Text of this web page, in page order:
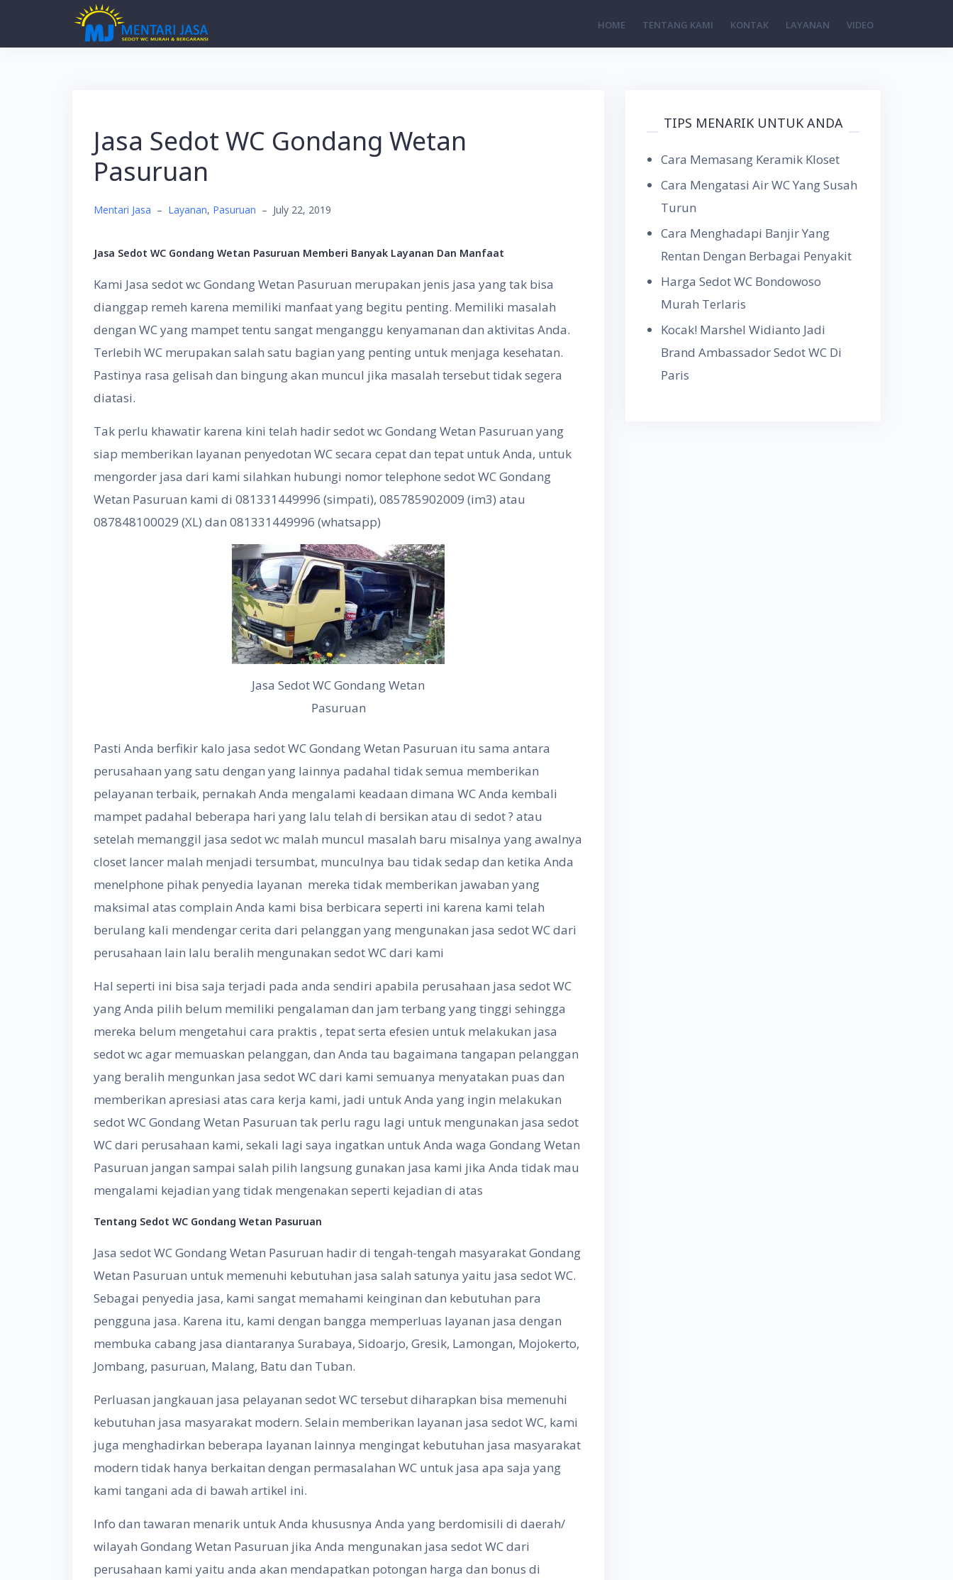
HOME TENTANG KAMI KONTAK LAYANAN VIDEO
Jasa Sedot WC Gondang Wetan
Pasuruan
Mentari Jasa – Layanan, Pasuruan – July 22, 2019
Jasa Sedot WC Gondang Wetan Pasuruan Memberi Banyak Layanan Dan Manfaat
Kami Jasa sedot wc Gondang Wetan Pasuruan merupakan jenis jasa yang tak bisa
dianggap remeh karena memiliki manfaat yang begitu penting. Memiliki masalah
dengan WC yang mampet tentu sangat menganggu kenyamanan dan aktivitas Anda.
Terlebih WC merupakan salah satu bagian yang penting untuk menjaga kesehatan.
Pastinya rasa gelisah dan bingung akan muncul jika masalah tersebut tidak segera
diatasi.
Tak perlu khawatir karena kini telah hadir sedot wc Gondang Wetan Pasuruan yang
siap memberikan layanan penyedotan WC secara cepat dan tepat untuk Anda, untuk
mengorder jasa dari kami silahkan hubungi nomor telephone sedot WC Gondang
Wetan Pasuruan kami di 081331449996 (simpati), 085785902009 (im3) atau
087848100029 (XL) dan 081331449996 (whatsapp)
Jasa Sedot WC Gondang Wetan
Pasuruan
Pasti Anda berfikir kalo jasa sedot WC Gondang Wetan Pasuruan itu sama antara
perusahaan yang satu dengan yang lainnya padahal tidak semua memberikan
pelayanan terbaik, pernakah Anda mengalami keadaan dimana WC Anda kembali
mampet padahal beberapa hari yang lalu telah di bersikan atau di sedot ? atau
setelah memanggil jasa sedot wc malah muncul masalah baru misalnya yang awalnya
closet lancer malah menjadi tersumbat, munculnya bau tidak sedap dan ketika Anda
menelphone pihak penyedia layanan mereka tidak memberikan jawaban yang
maksimal atas complain Anda kami bisa berbicara seperti ini karena kami telah
berulang kali mendengar cerita dari pelanggan yang mengunakan jasa sedot WC dari
perusahaan lain lalu beralih mengunakan sedot WC dari kami
Hal seperti ini bisa saja terjadi pada anda sendiri apabila perusahaan jasa sedot WC
yang Anda pilih belum memiliki pengalaman dan jam terbang yang tinggi sehingga
mereka belum mengetahui cara praktis , tepat serta efesien untuk melakukan jasa
sedot wc agar memuaskan pelanggan, dan Anda tau bagaimana tangapan pelanggan
yang beralih mengunkan jasa sedot WC dari kami semuanya menyatakan puas dan
memberikan apresiasi atas cara kerja kami, jadi untuk Anda yang ingin melakukan
sedot WC Gondang Wetan Pasuruan tak perlu ragu lagi untuk mengunakan jasa sedot
WC dari perusahaan kami, sekali lagi saya ingatkan untuk Anda waga Gondang Wetan
Pasuruan jangan sampai salah pilih langsung gunakan jasa kami jika Anda tidak mau
mengalami kejadian yang tidak mengenakan seperti kejadian di atas
Tentang Sedot WC Gondang Wetan Pasuruan
Jasa sedot WC Gondang Wetan Pasuruan hadir di tengah-tengah masyarakat Gondang
Wetan Pasuruan untuk memenuhi kebutuhan jasa salah satunya yaitu jasa sedot WC.
Sebagai penyedia jasa, kami sangat memahami keinginan dan kebutuhan para
pengguna jasa. Karena itu, kami dengan bangga memperluas layanan jasa dengan
membuka cabang jasa diantaranya Surabaya, Sidoarjo, Gresik, Lamongan, Mojokerto,
Jombang, pasuruan, Malang, Batu dan Tuban.
Perluasan jangkauan jasa pelayanan sedot WC tersebut diharapkan bisa memenuhi
kebutuhan jasa masyarakat modern. Selain memberikan layanan jasa sedot WC, kami
juga menghadirkan beberapa layanan lainnya mengingat kebutuhan jasa masyarakat
modern tidak hanya berkaitan dengan permasalahan WC untuk jasa apa saja yang
kami tangani ada di bawah artikel ini.
Info dan tawaran menarik untuk Anda khususnya Anda yang berdomisili di daerah/
wilayah Gondang Wetan Pasuruan jika Anda mengunakan jasa sedot WC dari
perusahaan kami yaitu anda akan mendapatkan potongan harga dan bonus di
TIPS MENARIK UNTUK ANDA
Cara Memasang Keramik Kloset
Cara Mengatasi Air WC Yang Susah
Turun
Cara Menghadapi Banjir Yang
Rentan Dengan Berbagai Penyakit
Harga Sedot WC Bondowoso
Murah Terlaris
Kocak! Marshel Widianto Jadi
Brand Ambassador Sedot WC Di
Paris